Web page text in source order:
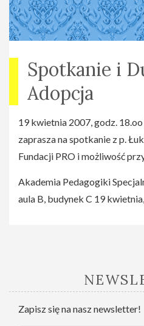
Spotkanie i
Adopcja
19 kwietnia 2007, godz.
zaprasza na spotkanie z p.
Fundacji PRO i możliwość
Akademia Pedagogiki
aula B, budynek C 19
Zapisz się na nasz newsletter!